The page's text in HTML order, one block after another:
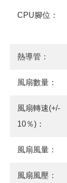
CPU腳位：
熱導管：
風扇數量：
風扇轉速(+/-
10％)：
風扇風量：
風扇風壓：